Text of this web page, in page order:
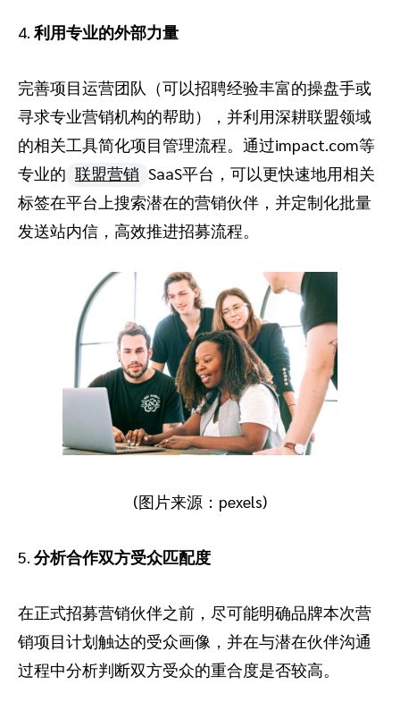
4.利用专业的外部力量
完善项目运营团队（可以招聘经验丰富的操盘手或
寻求专业营销机构的帮助），并利用深耕联盟领域
的相关工具简化项目管理流程。通过impact.com等
专业的 联盟营销 SaaS平台，可以更快速地用相关
标签在平台上搜索潜在的营销伙伴，并定制化批量
发送站内信，高效推进招募流程。
(图片来源：pexels)
5. 分析合作双方受众匹配度
在正式招募营销伙伴之前，尽可能明确品牌本次营
销项目计划触达的受众画像，并在与潜在伙伴沟通
过程中分析判断双方受众的重合度是否较高。